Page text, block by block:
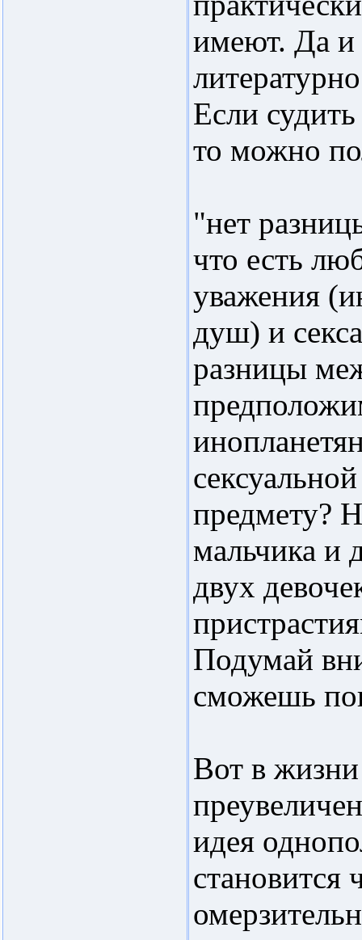
имеют. Да и
Если
то можно
"нет
что есть
уважения
душ) и
разницы
предмету?
мальчика и
двух
Подумай
сможешь
Вот в
идея